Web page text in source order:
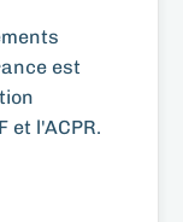
est
et l'ACPR.